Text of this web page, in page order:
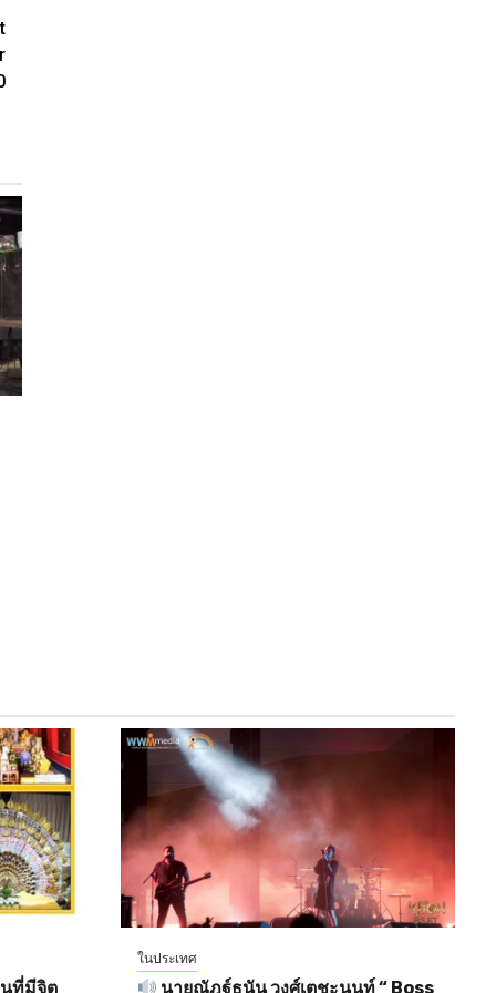
ที่มีจิต
ในประเทศ
นายณัฎฐ์ธนัน วงศ์เตชะนนท์ “ Boss